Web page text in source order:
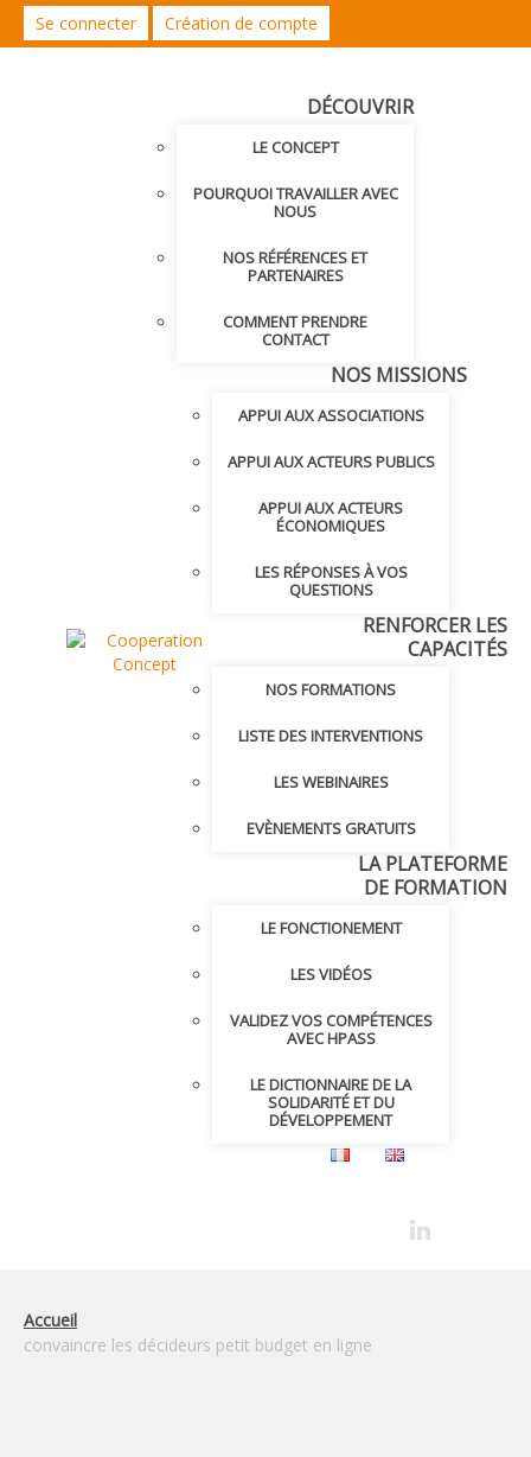
Se connecter Création de compte
DÉCOUVRIR
LE CONCEPT
POURQUOI TRAVAILLER AVEC
NOUS
NOS RÉFÉRENCES ET
PARTENAIRES
COMMENT PRENDRE
CONTACT
NOS MISSIONS
APPUI AUX ASSOCIATIONS
APPUI AUX ACTEURS PUBLICS
APPUI AUX ACTEURS
ÉCONOMIQUES
LES RÉPONSES À VOS
QUESTIONS
RENFORCER LES
CAPACITÉS
NOS FORMATIONS
LISTE DES INTERVENTIONS
LES WEBINAIRES
EVÈNEMENTS GRATUITS
LA PLATEFORME
DE FORMATION
LE FONCTIONEMENT
LES VIDÉOS
VALIDEZ VOS COMPÉTENCES
AVEC HPASS
LE DICTIONNAIRE DE LA
SOLIDARITÉ ET DU
DÉVELOPPEMENT
Accueil
convaincre les décideurs petit budget en ligne